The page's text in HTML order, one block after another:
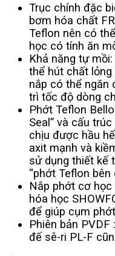
Trục chính đặc
bơm hóa chất
Teflon nên có
học có tính ăn
Khả năng tự
thể hút chất
nắp có thể ngăn
trì tốc độ dòng
Phớt Teflon
Seal” và cấu
chịu được hầu
axit mạnh và
sử dụng thiết kế
“phớt Teflon bên
Nắp phớt cơ
hóa học
để giúp cụm
Phiên bản
đế sê-ri PL-F